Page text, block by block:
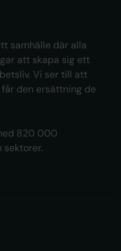
samhälle där alla
att skapa sig ett
Vi ser till att
den ersättning de
820 000
sektorer.